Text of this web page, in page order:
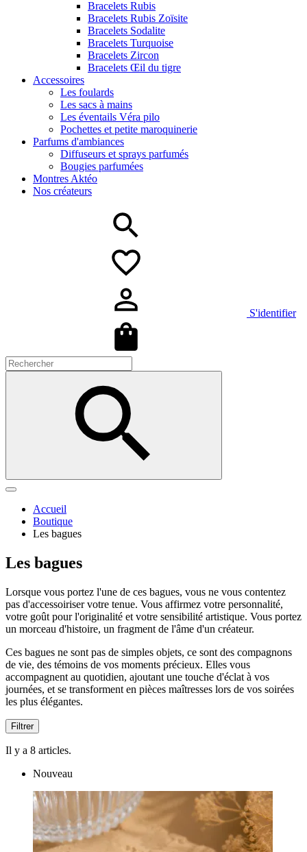
Bracelets Rubis
Bracelets Rubis Zoïsite
Bracelets Sodalite
Bracelets Turquoise
Bracelets Zircon
Bracelets Œil du tigre
Accessoires
Les foulards
Les sacs à mains
Les éventails Véra pilo
Pochettes et petite maroquinerie
Parfums d'ambiances
Diffuseurs et sprays parfumés
Bougies parfumées
Montres Aktéo
Nos créateurs
S'identifier
Accueil
Boutique
Les bagues
Les bagues
Lorsque vous portez l'une de ces bagues, vous ne vous contentez
pas d'accessoiriser votre tenue. Vous affirmez votre personnalité,
votre goût pour l'originalité et votre sensibilité artistique. Vous portez
un morceau d'histoire, un fragment de l'âme d'un créateur.
Ces bagues ne sont pas de simples objets, ce sont des compagnons
de vie, des témoins de vos moments précieux. Elles vous
accompagnent au quotidien, ajoutant une touche d'éclat à vos
journées, et se transforment en pièces maîtresses lors de vos soirées
les plus élégantes.
Filtrer
Il y a 8 articles.
Nouveau